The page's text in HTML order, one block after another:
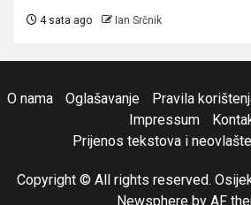
4 sata ago Ian Srčnik
O nama Oglašavanje Pravila
Impressum
Prijenos tekstova i
Copyright © All rights reserved.
Newsphereby AF